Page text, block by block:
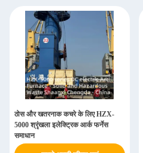
ठोस और खतरनाक कचरे के लिए HZX-
5000 श्रृंखला इलेक्ट्रिक आर्क फर्नेस
समाधान